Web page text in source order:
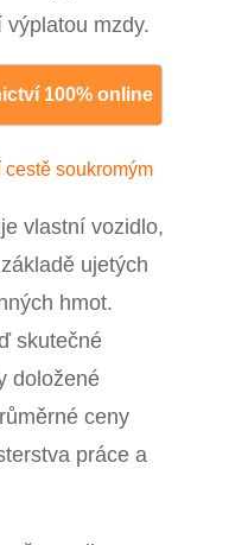
mzdy.
100% online
soukromým
vlastní vozidlo,
ujetých
hmot.
skutečné
doložené
ceny
práce a